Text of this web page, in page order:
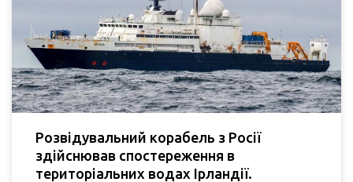
Розвідувальний корабель з Росії
здійснював спостереження в
територіальних водах Ірландії.